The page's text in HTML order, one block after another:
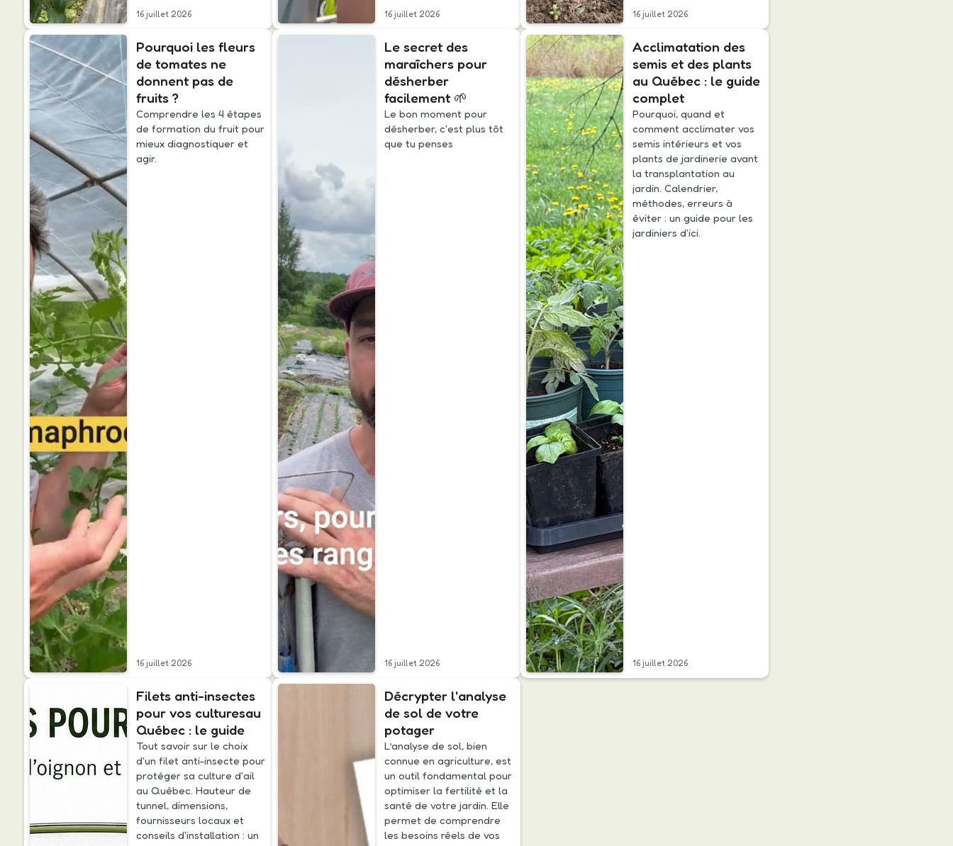
16 juillet 2026 16 juillet 2026 16 juillet 2026
Pourquoi les fleurs
de tomates ne
donnent pas de
fruits ?
Comprendre les 4 étapes
de formation du fruit pour
mieux diagnostiquer et
agir.
16 juillet 2026
Le secret des
maraîchers pour
désherber
facilement 🌱
Le bon moment pour
désherber, c'est plus tôt
que tu penses
16 juillet 2026
Acclimatation des
semis et des plants
au Québec : le guide
complet
Pourquoi, quand et
comment acclimater vos
semis intérieurs et vos
plants de jardinerie avant
la transplantation au
jardin. Calendrier,
méthodes, erreurs à
éviter : un guide pour les
jardiniers d'ici.
16 juillet 2026
Filets anti-insectes
pour vos culturesau
Québec : le guide
Tout savoir sur le choix
d'un filet anti-insecte pour
protéger sa culture d'ail
au Québec. Hauteur de
tunnel, dimensions,
fournisseurs locaux et
conseils d'installation : un
Décrypter l'analyse
de sol de votre
potager
L’analyse de sol, bien
connue en agriculture, est
un outil fondamental pour
optimiser la fertilité et la
santé de votre jardin. Elle
permet de comprendre
les besoins réels de vos